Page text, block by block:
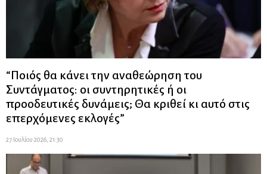
“Ποιός θα κάνει την αναθεώρηση του
Συντάγματος: οι συντηρητικές ή οι
προοδευτικές δυνάμεις; Θα κριθεί κι αυτό στις
επερχόμενες εκλογές”
27 Ιουλίου 2026, 21:30